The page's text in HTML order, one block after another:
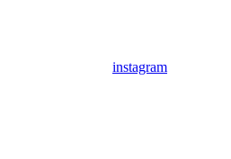
instagram